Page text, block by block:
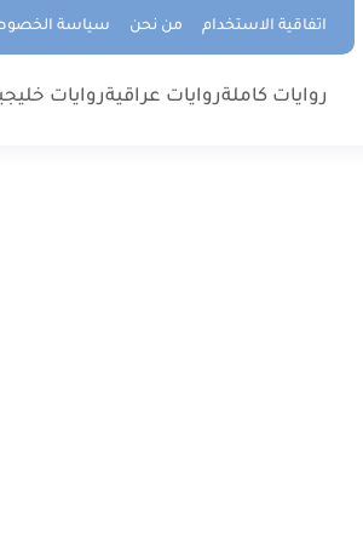
اتفاقية الاستخدام من نحن سياسة
روايات كاملةروايات عراقيةروايات